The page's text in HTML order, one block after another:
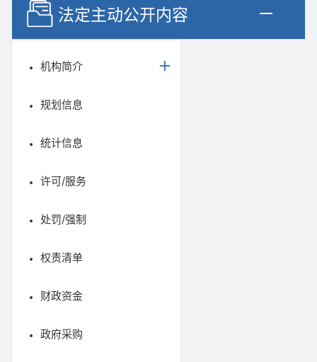
法定主动公开内容
机构简介
规划信息
统计信息
许可/服务
处罚/强制
权责清单
财政资金
政府采购